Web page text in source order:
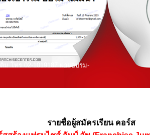
ติม โทร.02-1019187 ฝ่ายอบรม-
รายชื่อผู้สมัครเรียน คอร์ส